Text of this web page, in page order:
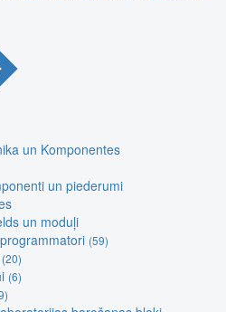
un Komponentes
un piederumi
un moduļi
(59)
(20)
(6)